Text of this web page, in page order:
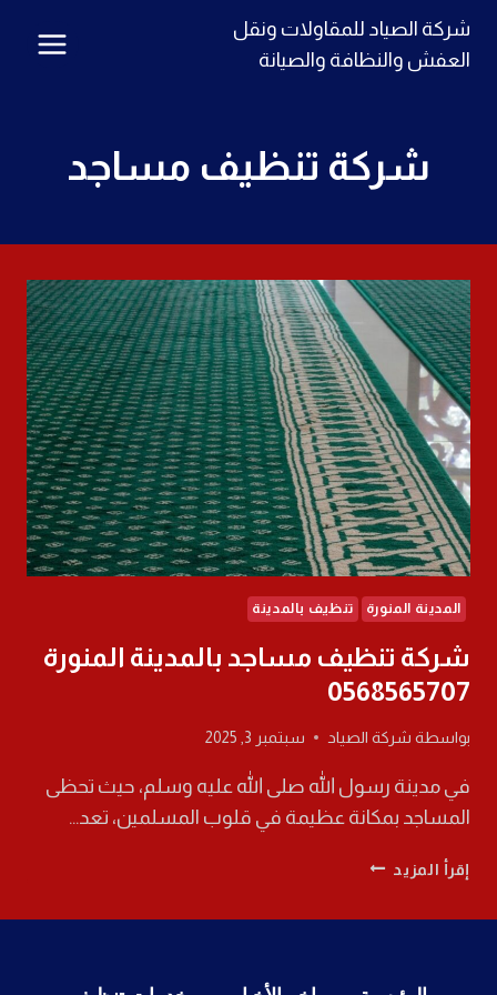
التجاوز
شركة الصياد للمقاولات ونقل
العفش والنظافة والصيانة
شركة تنظيف مساجد
المدينة المنورة تنظيف بالمدينة
شركة تنظيف مساجد بالمدينة المنورة
0568565707
بواسطة شركة الصياد سبتمبر 3, 2025
في مدينة رسول الله صلى الله عليه وسلم، حيث تحظى
المساجد بمكانة عظيمة في قلوب المسلمين، تعد…
إقرأ المزيد شركة
0568565707